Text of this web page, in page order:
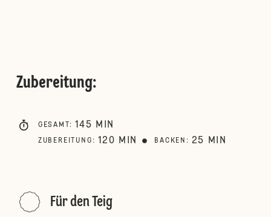
Zubereitung:
GESAMT : 145 MIN
ZUBEREITUNG : 120 MIN BACKEN : 25 MIN
Für den Teig